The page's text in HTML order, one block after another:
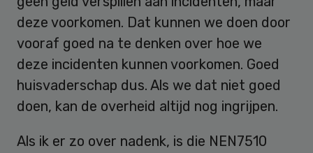
deze voorkomen. Dat kunnen we doen door
vooraf goed na te denken over hoe we
deze incidenten kunnen voorkomen. Goed
huisvaderschap dus. Als we dat niet goed
doen, kan de overheid altijd nog ingrijpen.
Als ik er zo over nadenk, is die NEN7510